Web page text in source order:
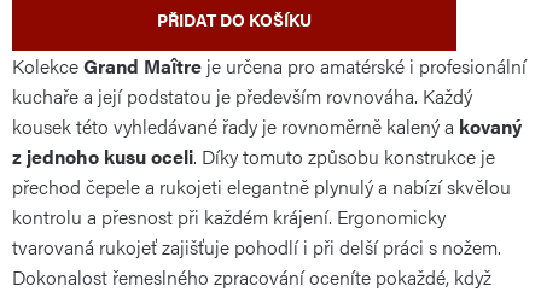
PŘIDAT DO KOŠÍKU
KolekceGrand Maître je určena pro amatérské i profesionální
kuchaře a její podstatou je především rovnováha. Každý
kousek této vyhledávané řady je rovnoměrně kalený a kovaný
z jednoho kusu oceli. Díky tomuto způsobu konstrukce je
přechod čepele a rukojeti elegantně plynulý a nabízí skvělou
kontrolu a přesnost při každém krájení. Ergonomicky
tvarovaná rukojeť zajišťuje pohodlí i při delší práci s nožem.
Dokonalost řemeslného zpracování oceníte pokaždé, když